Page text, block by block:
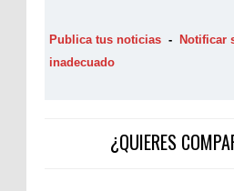
Publica tus noticias - Notificar
inadecuado
¿QUIERES